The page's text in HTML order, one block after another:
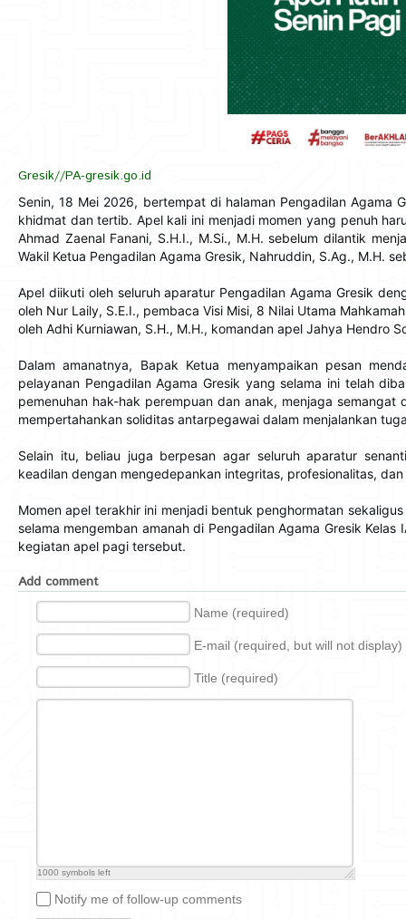
Gresik//PA-gresik.go.id
Senin, 18 Mei 2026, bertempat di halaman Pengadilan Agama
khidmat dan tertib. Apel kali ini menjadi momen yang penuh
Ahmad Zaenal Fanani, S.H.I., M.Si., M.H. sebelum dilantik
Wakil Ketua Pengadilan Agama Gresik, Nahruddin, S.Ag., M.H.
Apel diikuti oleh seluruh aparatur Pengadilan Agama Gresik
oleh Nur Laily, S.E.I., pembaca Visi Misi, 8 Nilai Utama
oleh Adhi Kurniawan, S.H., M.H., komandan apel Jahya Hendro
Dalam amanatnya, Bapak Ketua menyampaikan pesan
pelayanan Pengadilan Agama Gresik yang selama ini telah
pemenuhan hak-hak perempuan dan anak, menjaga semangat
mempertahankan soliditas antarpegawai dalam menjalankan
Selain itu, beliau juga berpesan agar seluruh aparatur
keadilan dengan mengedepankan integritas, profesionalitas,
Momen apel terakhir ini menjadi bentuk penghormatan
selama mengemban amanah di Pengadilan Agama Gresik
kegiatan apel pagi tersebut.
Add comment
Name (required)
E-mail (required, but will not display)
Title (required)
1000 symbols left
Notify me of follow-up comments